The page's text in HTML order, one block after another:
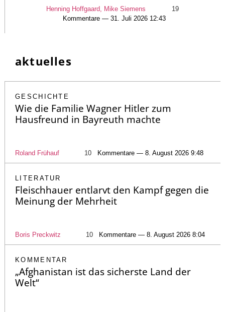
Henning Hoffgaard, Mike Siemens
19
Kommentare — 31. Juli 2026 12:43
aktuelles
GESCHICHTE
Wie die Familie Wagner Hitler zum
Hausfreund in Bayreuth machte
Roland Frühauf 10 Kommentare — 8. August 2026 9:48
LITERATUR
Fleischhauer entlarvt den Kampf gegen die
Meinung der Mehrheit
Boris Preckwitz 10 Kommentare — 8. August 2026 8:04
KOMMENTAR
„Afghanistan ist das sicherste Land der
Welt“